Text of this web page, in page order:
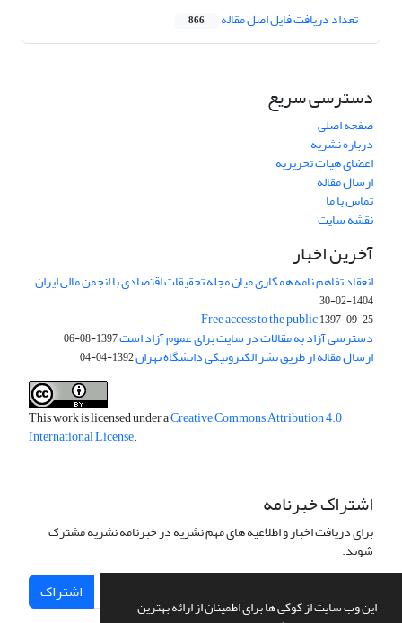
این وب سایت از کوکی ها برای اطمینان از ارائه بهترین
تعداد دریافت فایل اصل مقاله 866
دسترسی سریع
صفحه اصلی
درباره نشریه
اعضای هیات تحریریه
ارسال مقاله
تماس با ما
نقشه سایت
آخرین اخبار
انعقاد تفاهم نامه همکاری میان مجله تحقیقات اقتصادی با انجمن مالی ایران
1404-02-30
Free access to the public1397-09-25
دسترسی آزاد به مقالات در سایت برای عموم آزاد است1397-08-06
ارسال مقاله از طریق نشر الکترونیکی دانشگاه تهران1392-04-04
This work is licensed under aCreative Commons Attribution 4.0
International License.
اشتراک خبرنامه
برای دریافت اخبار و اطلاعیه های مهم نشریه در خبرنامه نشریه مشترک
شوید.
اشتراک